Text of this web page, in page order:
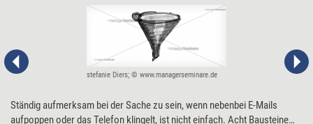
stefanie Diers; © www.managerseminare.de
Ständig aufmerksam bei der Sache zu sein, wenn nebenbei E-Mails
aufpoppen oder das Telefon klingelt, ist nicht einfach. Acht Bausteine